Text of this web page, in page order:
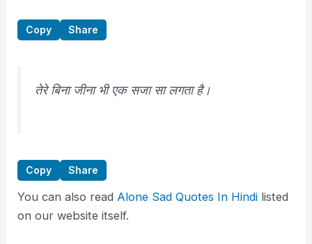
Copy Share
तेरे बिना जीना भी एक सजा सा लगता है।
Copy Share
You can also read Alone Sad Quotes In Hindi listed
on our website itself.